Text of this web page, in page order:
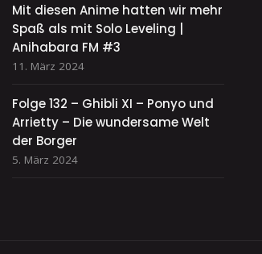
Mit diesen Anime hatten wir mehr
Spaß als mit Solo Leveling |
Anihabara FM #3
11. März 2024
Folge 132 – Ghibli XI – Ponyo und
Arrietty – Die wundersame Welt
der Borger
5. März 2024